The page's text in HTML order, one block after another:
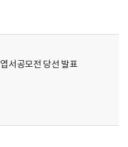
서공모전 당선 발표